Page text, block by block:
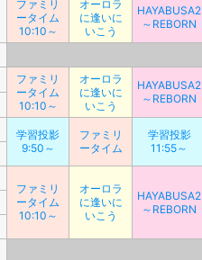
ファミリ
ータイム
10:10～
オーロラ
に逢いに
いこう
HAYABUSA2
～REBORN
ファミリ
ータイム
10:10～
オーロラ
に逢いに
いこう
HAYABUSA2
～REBORN
学習投影
9:50～
ファミリ
ータイム
学習投影
11:55～
ファミリ
ータイム
10:10～
オーロラ
に逢いに
いこう
HAYABUSA2
～REBORN